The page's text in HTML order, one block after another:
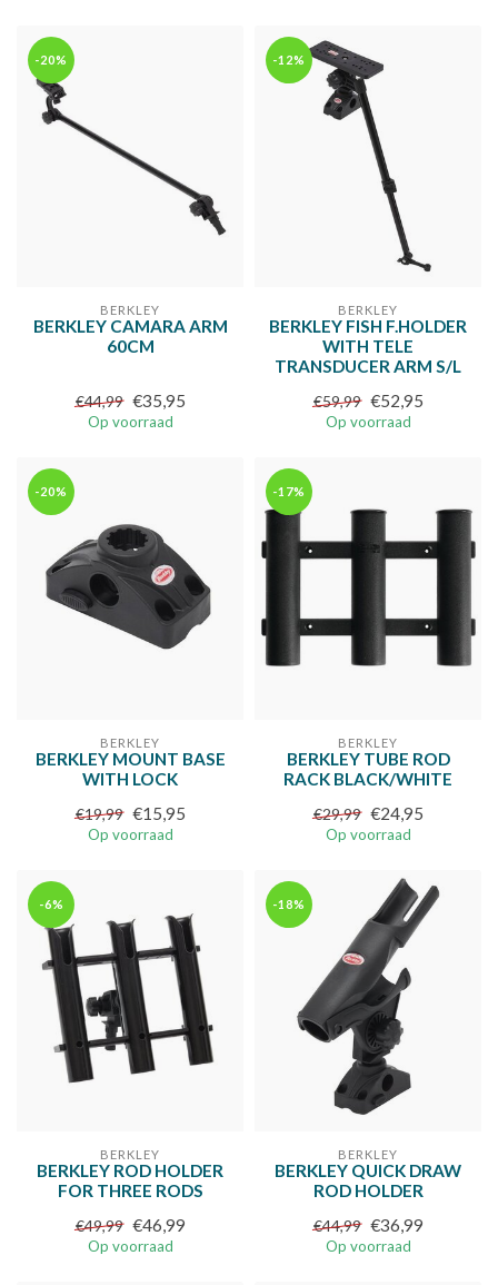
-20%
BERKLEY
BERKLEY CAMARA ARM
60CM
€44,99 €35,95
Op voorraad
-12%
BERKLEY
BERKLEY FISH F.HOLDER
WITH TELE
TRANSDUCER ARM S/L
€59,99 €52,95
Op voorraad
-20%
BERKLEY
BERKLEY MOUNT BASE
WITH LOCK
€19,99 €15,95
Op voorraad
-17%
BERKLEY
BERKLEY TUBE ROD
RACK BLACK/WHITE
€29,99 €24,95
Op voorraad
-6%
BERKLEY
BERKLEY ROD HOLDER
FOR THREE RODS
€49,99 €46,99
Op voorraad
-18%
BERKLEY
BERKLEY QUICK DRAW
ROD HOLDER
€44,99 €36,99
Op voorraad